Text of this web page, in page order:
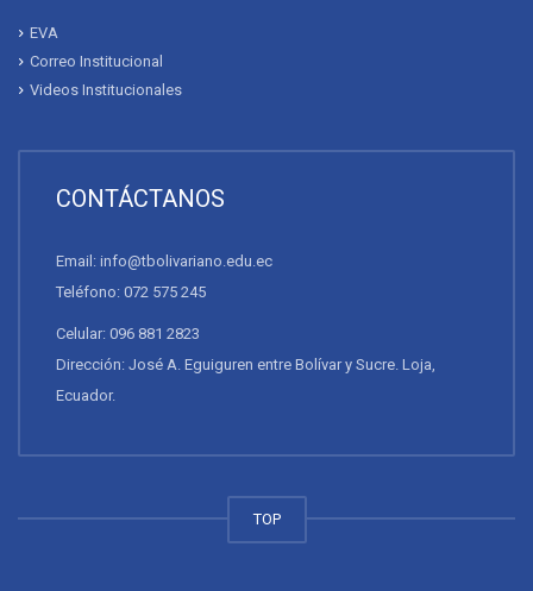
EVA
Correo Institucional
Videos Institucionales
CONTÁCTANOS
Email: info@tbolivariano.edu.ec
Teléfono: 072 575 245
Celular: 096 881 2823
Dirección: José A. Eguiguren entre Bolívar y Sucre. Loja,
Ecuador.
TOP